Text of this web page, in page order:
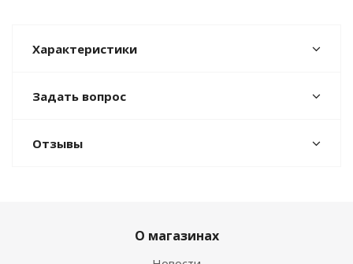
Характеристики
Задать вопрос
Отзывы
О магазинах